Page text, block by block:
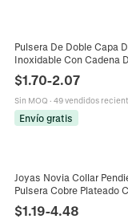
Pulsera De Doble Capa
Inoxidable Con Cadena
De Zirconia Y Dijes De
Cruz Elegante
$1.70-2.07
Sin MOQ · 49 vendidos
Envío gratis
Joyas Novia Collar
Pulsera Cobre Plateado
Strass Gota Agua Boda
Mujeres
$1.19-4.48